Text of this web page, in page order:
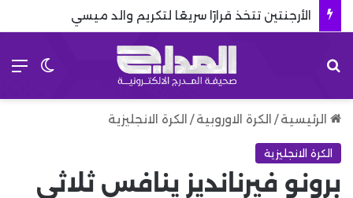
الأرجنتين تتخذ قرارًا سريعًا لتكريم والد ميسي
الرئيسية / الكرة الاوروبية / الكرة الانجليزية
الكرة الانجليزية
برونو فيرنانديز ينافس ثلاثي